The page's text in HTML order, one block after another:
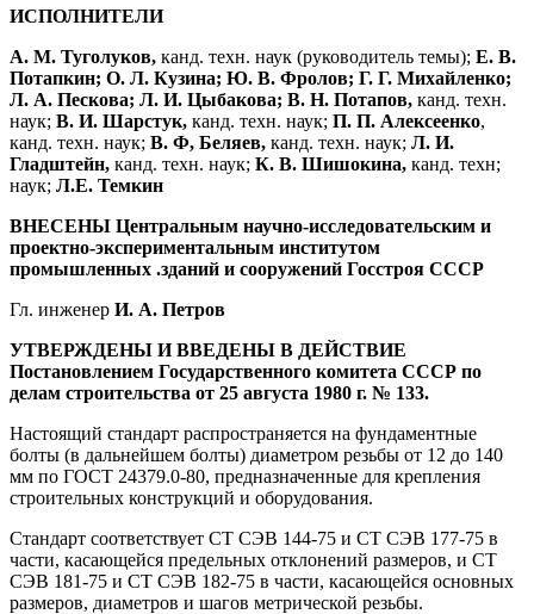
ИСПОЛНИТЕЛИ
А. М. Туголуков, канд. техн. наук (руководитель темы); Е. В.
Потапкин; О. Л. Кузина; Ю. В. Фролов; Г. Г. Михайленко;
Л. А. Пескова; Л. И. Цыбакова; В. Н. Потапов, канд. техн.
наук; В. И. Шарстук, канд. техн. наук; П. П. Алексеенко,
канд. техн. наук; В. Ф, Беляев, канд. техн. наук; Л. И.
Гладштейн, канд. техн. наук; К. В. Шишокина, канд. техн;
наук; Л.Е. Темкин
ВНЕСЕНЫ Центральным научно-исследовательским и
проектно-экспериментальным институтом
промышленных .зданий и сооружений Госстроя СССР
Гл. инженер И. А. Петров
УТВЕРЖДЕНЫ И ВВЕДЕНЫ В ДЕЙСТВИЕ
Постановлением Государственного комитета СССР по
делам строительства от 25 августа 1980 г. № 133.
Настоящий стандарт распространяется на фундаментные
болты (в дальнейшем болты) диаметром резьбы от 12 до 140
мм по ГОСТ 24379.0-80, предназначенные для крепления
строительных конструкций и оборудования.
Стандарт соответствует СТ СЭВ 144-75 и СТ СЭВ 177-75 в
части, касающейся предельных отклонений размеров, и СТ
СЭВ 181-75 и СТ СЭВ 182-75 в части, касающейся основных
размеров, диаметров и шагов метрической резьбы.